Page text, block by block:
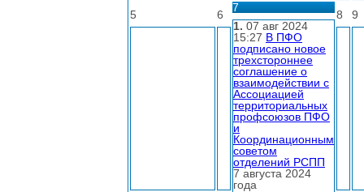
5 6
7
1. 07 авг 2024
15:27 В ПФО
подписано новое
трехстороннее
соглашение о
взаимодействии с
Ассоциацией
территориальных
профсоюзов ПФО
и
Координационным
советом
отделений РСПП
7 августа 2024
года
8 9